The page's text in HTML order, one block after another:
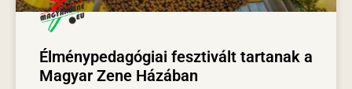
Élménypedagógiai fesztivált tartanak a
Magyar Zene Házában